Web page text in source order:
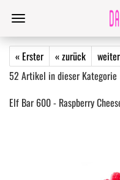
« Erster « zurück
52 Artikel in dieser Kategorie
Elf Bar 600 - Raspberry